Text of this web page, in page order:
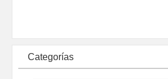
Categorías